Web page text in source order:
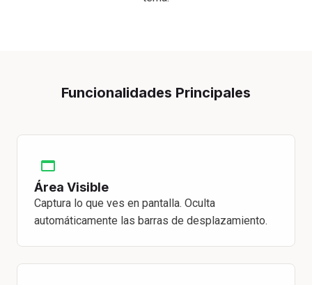
Funcionalidades Principales
Área Visible
Captura lo que ves en pantalla. Oculta
automáticamente las barras de desplazamiento.